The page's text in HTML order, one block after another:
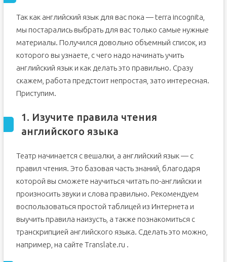
Так как английский язык для вас пока — terra incognita,
мы постарались выбрать для вас только самые нужные
материалы. Получился довольно объемный список, из
которого вы узнаете, с чего надо начинать учить
английский язык и как делать это правильно. Сразу
скажем, работа предстоит непростая, зато интересная.
Приступим.
1. Изучите правила чтения
английского языка
Театр начинается с вешалки, а английский язык — с
правил чтения. Это базовая часть знаний, благодаря
которой вы сможете научиться читать по-английски и
произносить звуки и слова правильно. Рекомендуем
воспользоваться простой таблицей из Интернета и
выучить правила наизусть, а также познакомиться с
транскрипцией английского языка. Сделать это можно,
например, на сайте Translate.ru .